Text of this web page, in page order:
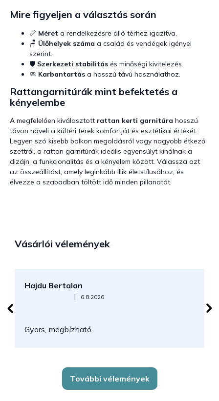
Mire figyeljen a választás során
📏 Méret a rendelkezésre álló térhez igazítva.
🪑 Ülőhelyek száma a család és vendégek igényei
szerint.
🛡️ Szerkezeti stabilitás és minőségi kivitelezés.
🧼 Karbantartás a hosszú távú használathoz.
Rattangarnitúrák mint befektetés a
kényelembe
A megfelelően kiválasztott rattan kerti garnitúra hosszú
távon növeli a kültéri terek komfortját és esztétikai értékét.
Legyen szó kisebb balkon megoldásról vagy nagyobb étkező
szettről, a rattan garnitúrák ideális egyensúlyt kínálnak a
dizájn, a funkcionalitás és a kényelem között. Válassza azt
az összeállítást, amely leginkább illik életstílusához, és
élvezze a szabadban töltött idő minden pillanatát.
Vásárlói vélemények
Hajdu Bertalan
Az áruház értékelése 5-ből 5 csillag.
| 6.8.2026
Gyors, megbízható.
További vélemények